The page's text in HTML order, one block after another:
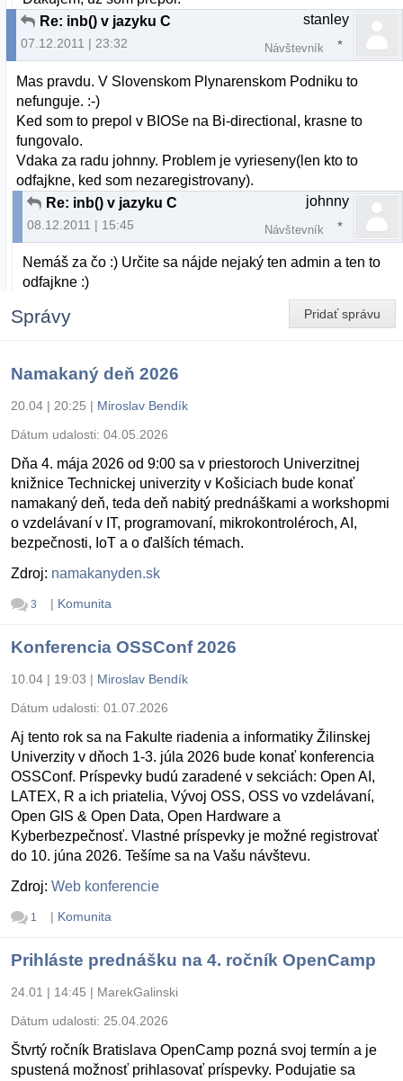
Re: inb() v jazyku C
07.12.2011 | 23:32
stanley
Návštevník
Mas pravdu. V Slovenskom Plynarenskom Podniku to
nefunguje. :-)
Ked som to prepol v BIOSe na Bi-directional, krasne to
fungovalo.
Vdaka za radu johnny. Problem je vyrieseny(len kto to
odfajkne, ked som nezaregistrovany).
Re: inb() v jazyku C
08.12.2011 | 15:45
johnny
Návštevník
Nemáš za čo :) Určite sa nájde nejaký ten admin a ten to
odfajkne :)
Pridať správu
Správy
Namakaný deň 2026
20.04 | 20:25 | Miroslav Bendík
Dátum udalosti: 04.05.2026
Dňa 4. mája 2026 od 9:00 sa v priestoroch Univerzitnej
knižnice Technickej univerzity v Košiciach bude konať
namakaný deň, teda deň nabitý prednáškami a workshopmi
o vzdelávaní v IT, programovaní, mikrokontroléroch, AI,
bezpečnosti, IoT a o ďalších témach.
Zdroj: namakanyden.sk
3 | Komunita
Konferencia OSSConf 2026
10.04 | 19:03 | Miroslav Bendík
Dátum udalosti: 01.07.2026
Aj tento rok sa na Fakulte riadenia a informatiky Žilinskej
Univerzity v dňoch 1-3. júla 2026 bude konať konferencia
OSSConf. Príspevky budú zaradené v sekciách: Open AI,
LATEX, R a ich priatelia, Vývoj OSS, OSS vo vzdelávaní,
Open GIS & Open Data, Open Hardware a
Kyberbezpečnosť. Vlastné príspevky je možné registrovať
do 10. júna 2026. Tešíme sa na Vašu návštevu.
Zdroj: Web konferencie
1 | Komunita
Prihláste prednášku na 4. ročník OpenCamp
24.01 | 14:45 | MarekGalinski
Dátum udalosti: 25.04.2026
Štvrtý ročník Bratislava OpenCamp pozná svoj termín a je
spustená možnosť prihlasovať príspevky. Podujatie sa